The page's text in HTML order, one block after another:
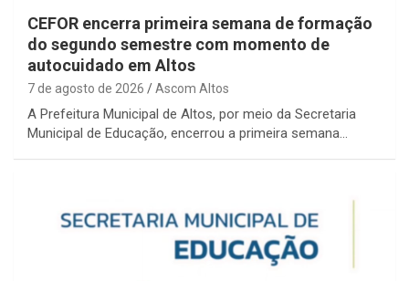
CEFOR encerra primeira semana de formação
do segundo semestre com momento de
autocuidado em Altos
7 de agosto de 2026 Ascom Altos
A Prefeitura Municipal de Altos, por meio da Secretaria
Municipal de Educação, encerrou a primeira semana…